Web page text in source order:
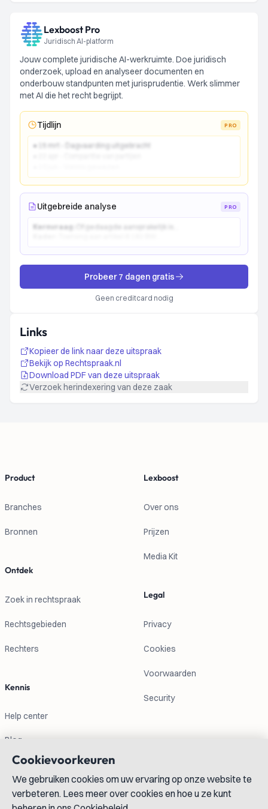
Lexboost Pro
Juridisch AI-platform
Jouw complete juridische AI-werkruimte. Doe juridisch
onderzoek, upload en analyseer documenten en
onderbouw standpunten met jurisprudentie. Werk slimmer
met AI die het recht begrijpt.
Tijdlijn PRO
● 15 mrt - Dagvaarding uitgebracht
Uitgebreide analyse PRO
Kernvraag:
Probeer 7 dagen gratis
Geen creditcard nodig
Links
Kopieer de link naar deze uitspraak
Bekijk op Rechtspraak.nl
Download PDF van deze uitspraak
Verzoek herindexering van deze zaak
Product
Branches
Bronnen
Ontdek
Zoek in rechtspraak
Rechtsgebieden
Rechters
Kennis
Help center
Blog
Lexboost
Over ons
Prijzen
Media Kit
Legal
Privacy
Cookies
Voorwaarden
Security
Contactgegevens
Cookievoorkeuren
We gebruiken cookies om uw ervaring op onze website te
verbeteren. Lees meer over cookies en hoe u ze kunt